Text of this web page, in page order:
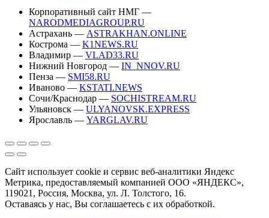
Корпоративный сайт НМГ —
NARODMEDIAGROUP.RU
Астрахань — ASTRAKHAN.ONLINE
Кострома — K1NEWS.RU
Владимир — VLAD33.RU
Нижний Новгород — IN_NNOV.RU
Пенза — SMI58.RU
Иваново — KSTATI.NEWS
Сочи/Краснодар — SOCHISTREAM.RU
Ульяновск — ULYANOVSK.EXPRESS
Ярославль — YARGLAV.RU
Сайт использует cookie и сервис веб-аналитики Яндекс
Метрика, предоставляемый компанией ООО «ЯНДЕКС»,
119021, Россия, Москва, ул. Л. Толстого, 16.
Оставаясь у нас, Вы соглашаетесь с их обработкой.